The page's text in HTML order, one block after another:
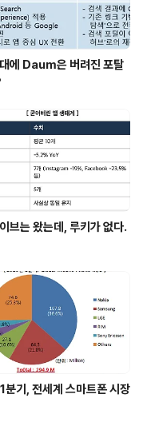
에 Daum은 버려진 포탈
브는 왔는데, 루키가 없다.
분기, 전세계 스마트폰 시장